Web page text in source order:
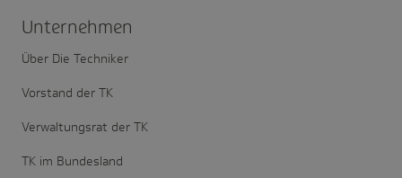
Unter­nehmen
Über Die Techniker
Vorstand der TK
Verwaltungsrat der TK
TK im Bundesland